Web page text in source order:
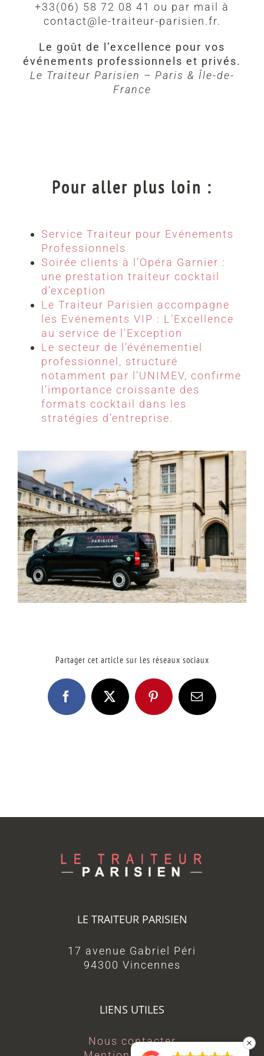
+33(06) 58 72 08 41 ou par mail à
contact@le-traiteur-parisien.fr.
Le goût de l’excellence pour vos
événements professionnels et privés.
Le Traiteur Parisien – Paris & Île-de-
France
Pour aller plus loin :
Service Traiteur pour Evénements
Professionnels
Soirée clients à l’Opéra Garnier :
une prestation traiteur cocktail
d’exception
Le Traiteur Parisien accompagne
les Evénements VIP : L’Excellence
au service de l’Exception
Le secteur de l’événementiel
professionnel, structuré
notamment par l’UNIMEV, confirme
l’importance croissante des
formats cocktail dans les
stratégies d’entreprise.
Partager cet article sur les réseaux sociaux
Facebook
X PinterestEmail
LE TRAITEUR PARISIEN
17 avenue Gabriel Péri
94300 Vincennes
LIENS UTILES
Nous contacter